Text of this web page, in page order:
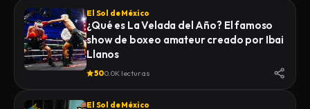
El Sol de México
¿Qué es La Velada del Año? El famoso
show de boxeo amateur creado por Ibai
Llanos
500.0K lecturas
El Sol de México